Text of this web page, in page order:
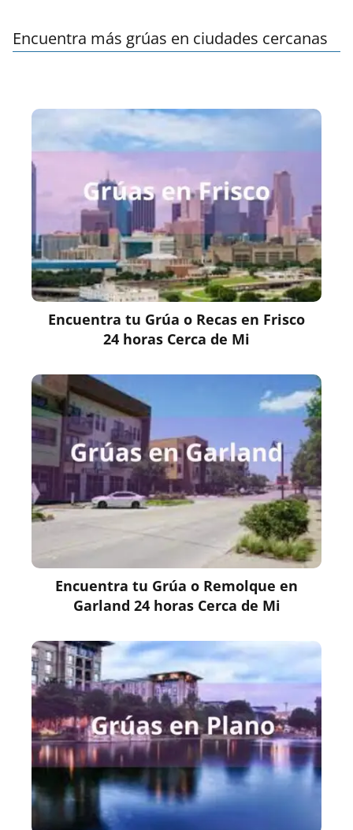
Encuentra más grúas en ciudades cercanas
Encuentra tu Grúa o Recas en Frisco
24 horas Cerca de Mi
Encuentra tu Grúa o Remolque en
Garland 24 horas Cerca de Mi